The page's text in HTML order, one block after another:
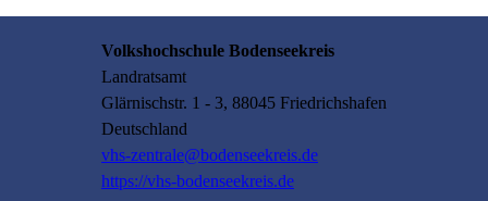
Volkshochschule Bodenseekreis
Landratsamt
Glärnischstr. 1 - 3, 88045 Friedrichshafen
Deutschland
vhs-zentrale@bodenseekreis.de
https://vhs-bodenseekreis.de